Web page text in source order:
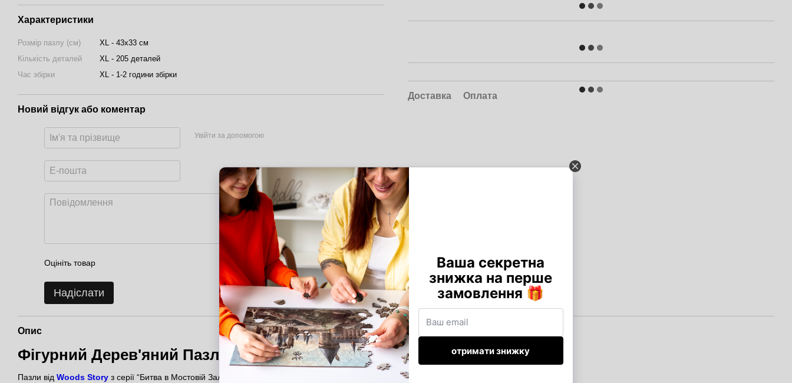
Характеристики
Розмір пазлу (см)
XL - 43х33 см
Кількість деталей
XL - 205 деталей
Час збірки
XL - 1-2 години збірки
Новий відгук або коментар
Увійти за допомогою
Оцініть товар
Надіслати
Доставка Оплата
Опис
Фігурний Дерев'яний Пазл Володар Перснів™: Битва в Мостовій Залі
Пазли від Woods Story з серії “Битва в Мостовій Залі” – це 2 в 1: головоломка та епічна подорож у саме серце Середзем’я.